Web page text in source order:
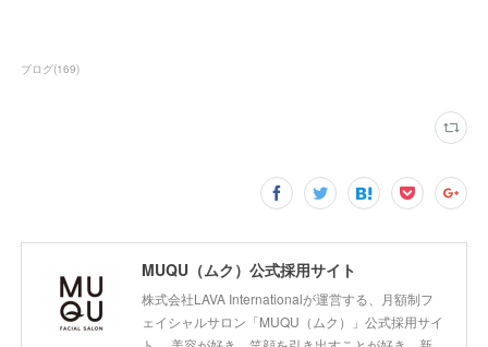
ブログ(169)
MUQU（ムク）公式採用サイト
株式会社LAVA Internationalが運営する、月額制フ
ェイシャルサロン「MUQU（ムク）」公式採用サイ